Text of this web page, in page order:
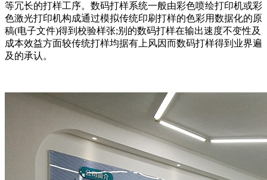
等冗长的打样工序。数码打样系统一般由彩色喷绘打印机或彩
色激光打印机构成通过模拟传统印刷打样的色彩用数据化的原
稿(电子文件)得到校验样张;别的数码打样在输出速度不变性及
成本效益方面较传统打样均据有上风因而数码打样得到业界遍
及的承认。